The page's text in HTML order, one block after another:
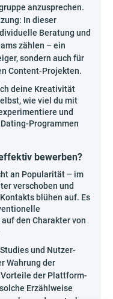
anzusprechen.
In dieser
Beratung und
zählen – ein
sondern auch für
Content-Projekten.
deine Kreativität
wie viel du mit
und
Programmen
bewerben?
an Popularität – im
verschoben und
blühen auf. Es
den Charakter von
und Nutzer-
Wahrung der
der Plattform-
Erzählweise